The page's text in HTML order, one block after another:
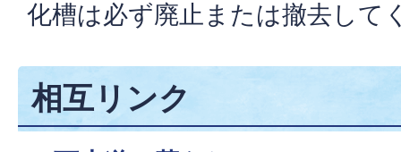
化槽は必ず廃止または撤去して
相互リンク